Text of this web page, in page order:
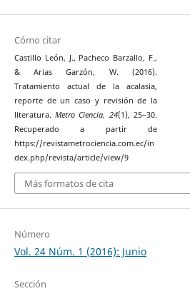
Cómo citar
Castillo León, J., Pacheco Barzallo, F.,
& Arias Garzón, W. (2016).
Tratamiento actual de la acalasia,
reporte de un caso y revisión de la
literatura.Metro Ciencia, 24(1), 25–30.
Recuperado a partir de
https://revistametrociencia.com.ec/in
dex.php/revista/article/view/9
Más formatos de cita
Número
Vol. 24 Núm. 1 (2016): Junio
Sección